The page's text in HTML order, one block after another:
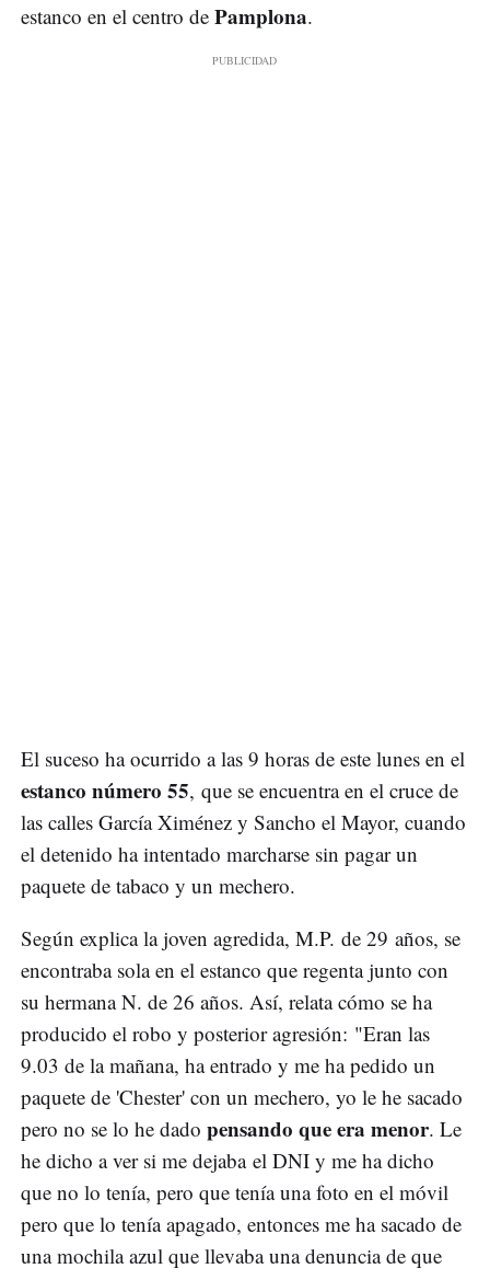
estanco en el centro de Pamplona.
El suceso ha ocurrido a las 9 horas de este lunes en el
estanco número 55, que se encuentra en el cruce de
las calles García Ximénez y Sancho el Mayor, cuando
el detenido ha intentado marcharse sin pagar un
paquete de tabaco y un mechero.
Según explica la joven agredida, M.P. de 29 años, se
encontraba sola en el estanco que regenta junto con
su hermana N. de 26 años. Así, relata cómo se ha
producido el robo y posterior agresión: "Eran las
9.03 de la mañana, ha entrado y me ha pedido un
paquete de 'Chester' con un mechero, yo le he sacado
pero no se lo he dado pensando que era menor. Le
he dicho a ver si me dejaba el DNI y me ha dicho
que no lo tenía, pero que tenía una foto en el móvil
pero que lo tenía apagado, entonces me ha sacado de
una mochila azul que llevaba una denuncia de que